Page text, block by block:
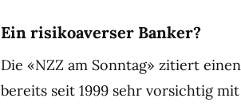
Ein risikoaverser Banker?
Die «NZZ am Sonntag» zitiert
bereits seit 1999 sehr vorsichtig